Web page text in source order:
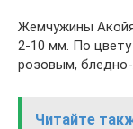
Жемчужины
2-10 мм. По
розовым,
Читайте